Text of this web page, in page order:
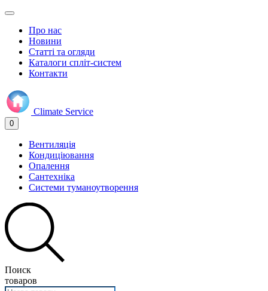
Про нас
Новини
Статті та огляди
Каталоги спліт-систем
Контакти
Climate Service
0
Вентиляція
Кондиціювання
Опалення
Сантехніка
Системи туманоутворення
Поиск
товаров